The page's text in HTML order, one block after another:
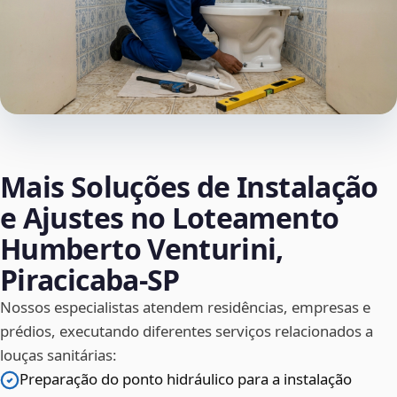
Mais Soluções de Instalação
e Ajustes no Loteamento
Humberto Venturini,
Piracicaba‑SP
Nossos especialistas atendem residências, empresas e
prédios, executando diferentes serviços relacionados a
louças sanitárias:
Preparação do ponto hidráulico para a instalação